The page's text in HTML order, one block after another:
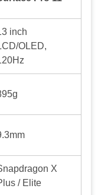
inch
OLED,
X
/ Elite